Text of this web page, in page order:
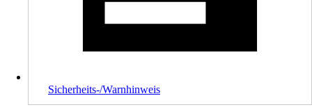
Sicherheits-/Warnhinweis